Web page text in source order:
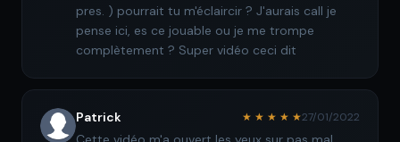
pres. ) pourrait tu m'éclaircir ? J'aurais call je
pense ici, es ce jouable ou je me trompe
complètement ? Super vidéo ceci dit
Patrick ★ ★ ★ ★ ★27/01/2022